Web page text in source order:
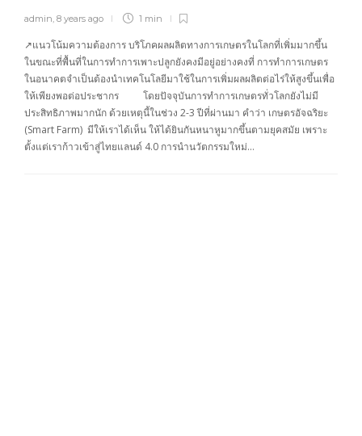
admin, 8 years ago 1 min
↗แนวโน้มความต้องการ บริโภคผลผลิตทางการเกษตรในโลกที่เพิ่มมากขึ้น
ในขณะที่พื้นที่ในการทำการเพาะปลูกยังคงมีอยู่อย่างคงที่ การทำการเกษตร
ในอนาคตจำเป็นต้องนำเทคโนโลยีมาใช้ในการเพิ่มผลผลิตต่อไร่ให้สูงขึ้นเพื่อ
ให้เพียงพอต่อประชากร โดยปัจจุบันการทำการเกษตรทั่วโลกยังไม่มี
ประสิทธิภาพมากนัก ด้วยเหตุนี้ในช่วง 2-3 ปีที่ผ่านมา คำว่า เกษตรอัจฉริยะ
(Smart Farm) มีให้เราได้เห็น ให้ได้ยินกันหนาหูมากขึ้นตามยุคสมัย เพราะ
ตั้งแต่เราก้าวเข้าสู่ไทยแลนด์ 4.0 การนำนวัตกรรมใหม่…